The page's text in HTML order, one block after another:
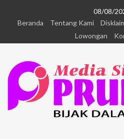
08/08/
Beranda
Tentang Kami
Lowongan